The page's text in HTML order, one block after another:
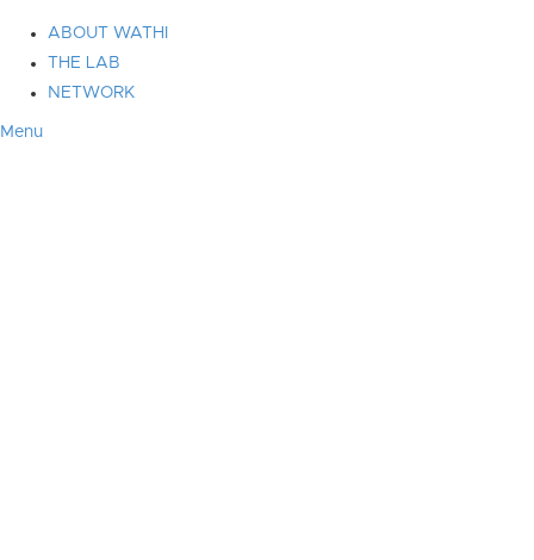
ABOUT WATHI
THE LAB
NETWORK
Menu